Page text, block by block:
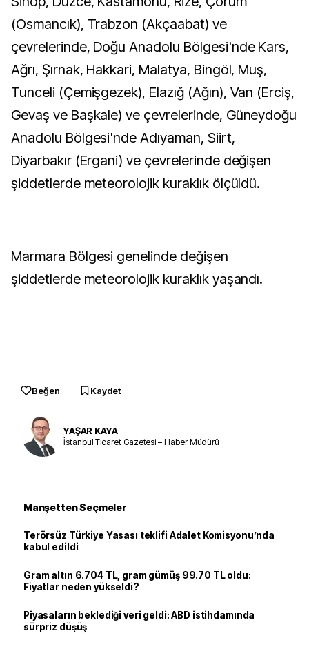
(Osmancık), Trabzon (Akçaabat) ve
çevrelerinde, Doğu Anadolu Bölgesi'nde Kars,
Ağrı, Şırnak, Hakkari, Malatya, Bingöl, Muş,
Tunceli (Çemişgezek), Elazığ (Ağın), Van (Erciş,
Gevaş ve Başkale) ve çevrelerinde, Güneydoğu
Anadolu Bölgesi'nde Adıyaman, Siirt,
Diyarbakır (Ergani) ve çevrelerinde değişen
şiddetlerde meteorolojik kuraklık ölçüldü.
Marmara Bölgesi genelinde değişen
şiddetlerde meteorolojik kuraklık yaşandı.
Beğen Kaydet
YAŞAR KAYA
İstanbul Ticaret Gazetesi – Haber Müdürü
Manşetten Seçmeler
Terörsüz Türkiye Yasası teklifi Adalet Komisyonu’nda
kabul edildi
Gram altın 6.704 TL, gram gümüş 99.70 TL oldu:
Fiyatlar neden yükseldi?
Piyasaların beklediği veri geldi: ABD istihdamında
sürpriz düşüş